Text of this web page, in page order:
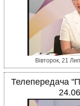
Вівторок, 21
Телепередача